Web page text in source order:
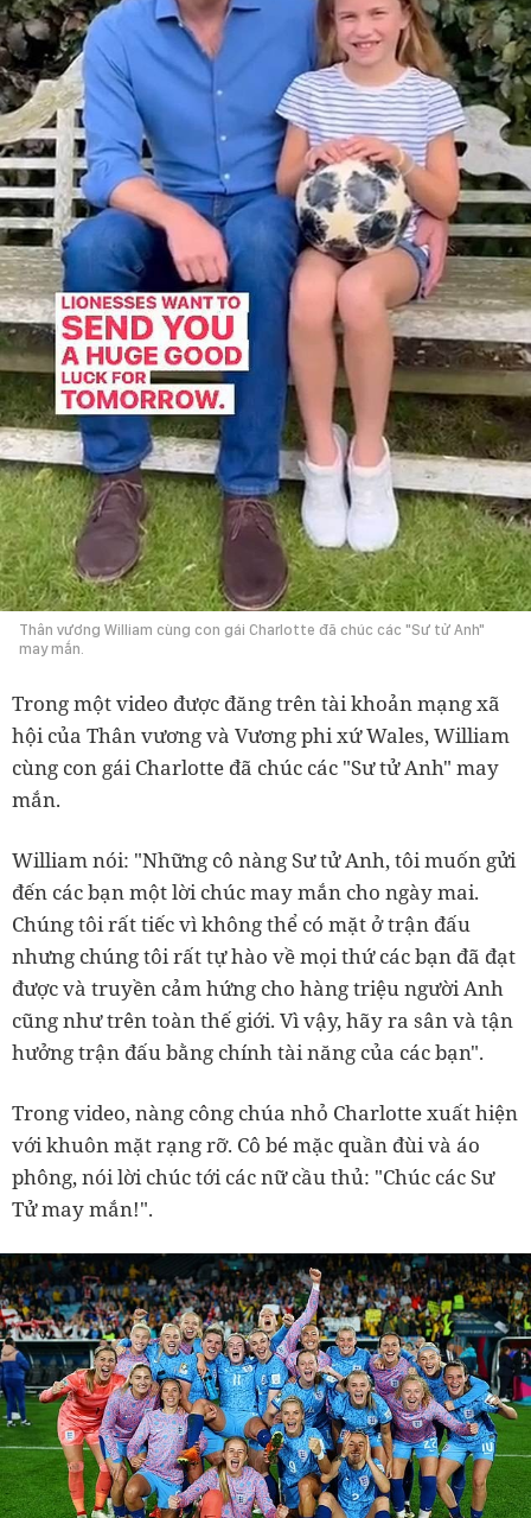
Thân vương William cùng con gái Charlotte đã chúc các "Sư tử Anh"
may mắn.
Trong một video được đăng trên tài khoản mạng xã
hội của Thân vương và Vương phi xứ Wales, William
cùng con gái Charlotte đã chúc các "Sư tử Anh" may
mắn.
William nói: "Những cô nàng Sư tử Anh, tôi muốn gửi
đến các bạn một lời chúc may mắn cho ngày mai.
Chúng tôi rất tiếc vì không thể có mặt ở trận đấu
nhưng chúng tôi rất tự hào về mọi thứ các bạn đã đạt
được và truyền cảm hứng cho hàng triệu người Anh
cũng như trên toàn thế giới. Vì vậy, hãy ra sân và tận
hưởng trận đấu bằng chính tài năng của các bạn".
Trong video, nàng công chúa nhỏ Charlotte xuất hiện
với khuôn mặt rạng rỡ. Cô bé mặc quần đùi và áo
phông, nói lời chúc tới các nữ cầu thủ: "Chúc các Sư
Tử may mắn!".